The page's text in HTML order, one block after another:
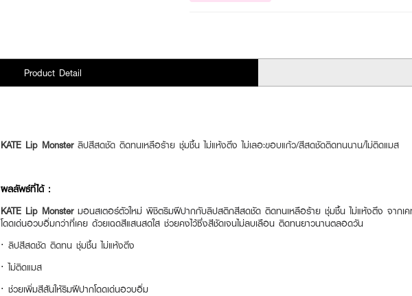
Product Detail
KATE Lip Monster ลิปสีสดชัด ติดทนเหลือร้าย ชุ่มชื้น ไม่แห้งตึง ไม่เลอะขอบแก้ว/สีสดชัดติดทนนาน/ไม่ติดแมส
ผลลัพธ์ที่ได้ :
KATE Lip Monster มอนสเตอร์ตัวใหม่ พิชิตริมฝีปากกับลิปสติกสีสดชัด ติดทนเหลือร้าย ชุ่มชื้น ไม่แห้งตึง จากเ
โดดเด่นอวบอิ่มกว่าที่เคย ด้วยเฉดสีแสนสดใส ช่วยคงไว้ซึ่งสีชัดเจนไม่ลบเลือน ติดทนยาวนานตลอดวัน
· ลิปสีสดชัด ติดทน ชุ่มชื้น ไม่แห้งตึง
·ไม่ติดแมส
· ช่วยเพิ่มสีสันให้ริมฝีปากโดดเด่นอวบอิ่ม